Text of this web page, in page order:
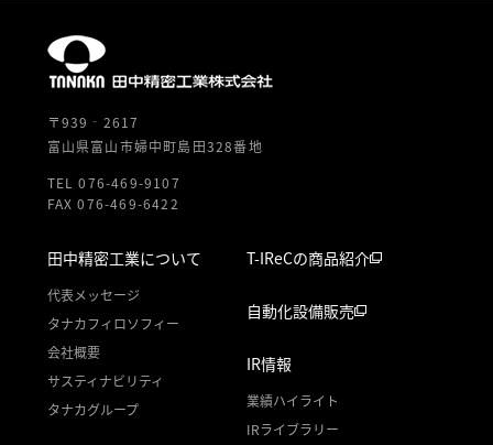
〒939‐2617
富山県富山市婦中町島田328番地
TEL 076-469-9107
FAX 076-469-6422
田中精密工業について
代表メッセージ
タナカフィロソフィー
会社概要
サスティナビリティ
タナカグループ
T-IReCの商品紹介
自動化設備販売
IR情報
業績ハイライト
IRライブラリー